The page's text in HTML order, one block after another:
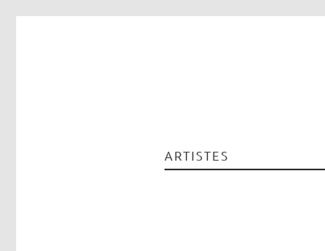
ARTISTES